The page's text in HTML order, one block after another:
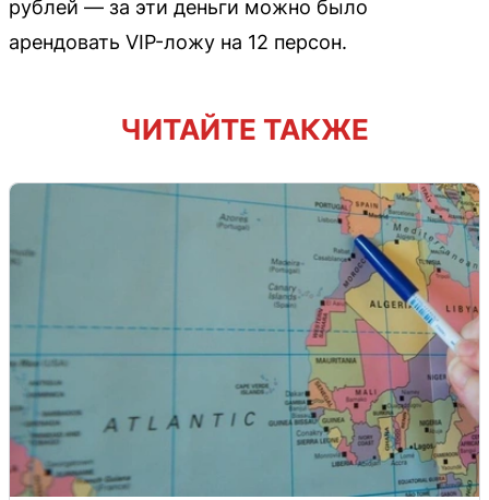
рублей — за эти деньги можно было
арендовать VIP-ложу на 12 персон.
ЧИТАЙТЕ ТАКЖЕ